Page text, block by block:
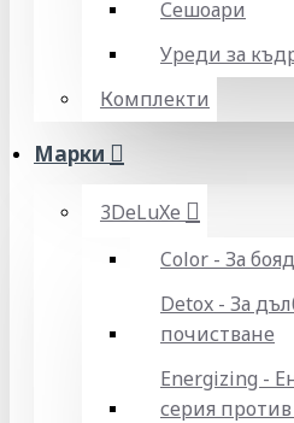
Сешоари
Уреди за
Комплекти
Марки
3DeLuXe
Color - За
Detox - За
почистване
Energizing -
серия